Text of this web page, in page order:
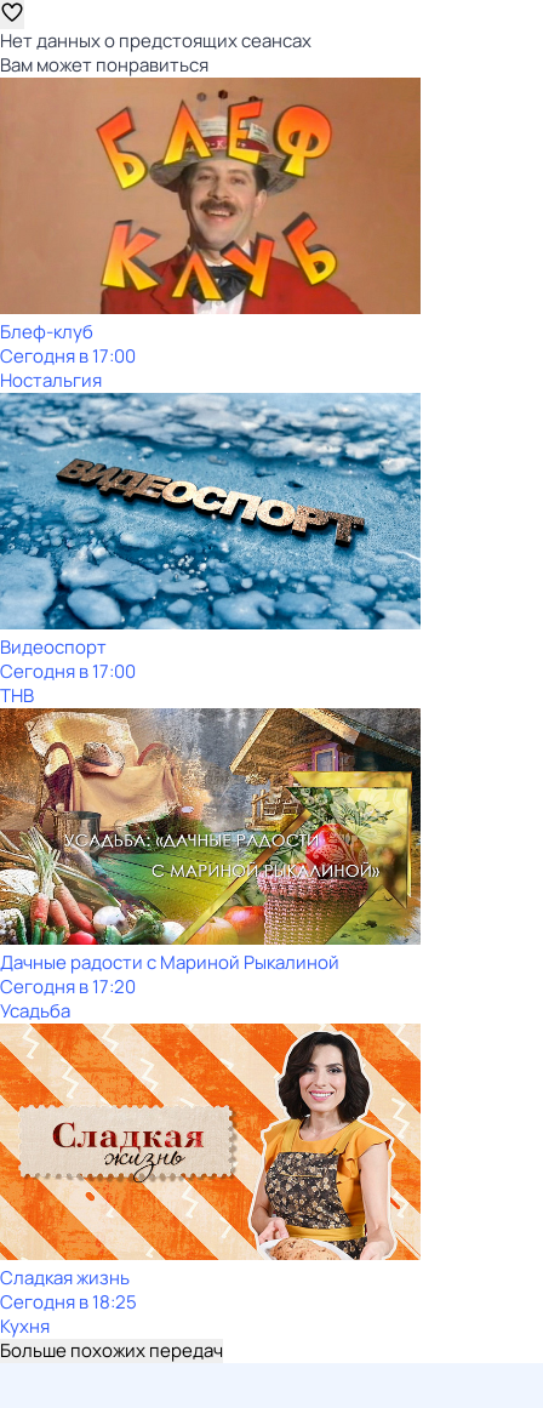
Нет данных о предстоящих сеансах
Вам может понравиться
Блеф-клуб
Сегодня в 17:00
Ностальгия
Видеоспорт
Сегодня в 17:00
ТНВ
Дачные радости с Мариной Рыкалиной
Сегодня в 17:20
Усадьба
Сладкая жизнь
Сегодня в 18:25
Кухня
Больше похожих передач